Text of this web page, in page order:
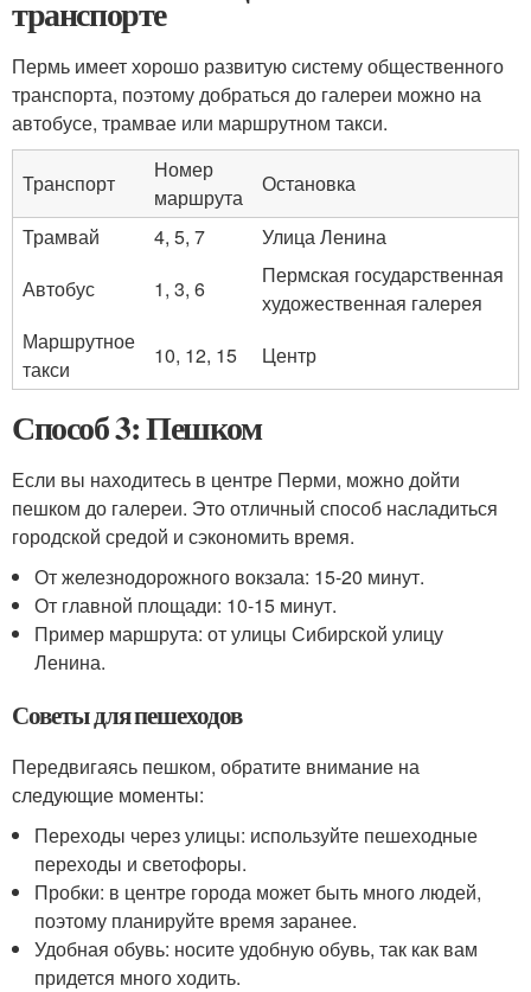
транспорте
Пермь имеет хорошо развитую систему общественного
транспорта, поэтому добраться до галереи можно на
автобусе, трамвае или маршрутном такси.
Транспорт
Номер
маршрута
Остановка
Трамвай
4, 5, 7
Улица Ленина
Автобус
1, 3, 6
Пермская государственная
художественная галерея
Маршрутное
такси
10, 12, 15 Центр
Способ 3: Пешком
Если вы находитесь в центре Перми, можно дойти
пешком до галереи. Это отличный способ насладиться
городской средой и сэкономить время.
От железнодорожного вокзала: 15-20 минут.
От главной площади: 10-15 минут.
Пример маршрута: от улицы Сибирской улицу
Ленина.
Советы для пешеходов
Передвигаясь пешком, обратите внимание на
следующие моменты:
Переходы через улицы: используйте пешеходные
переходы и светофоры.
Пробки: в центре города может быть много людей,
поэтому планируйте время заранее.
Удобная обувь: носите удобную обувь, так как вам
придется много ходить.